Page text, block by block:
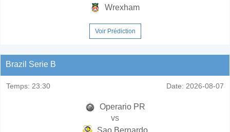
Wrexham
Voir Prédiction
Brazil Serie B
Temps: 23:30 Date: 2026-08-07
Operario PR
vs
Sao Bernardo